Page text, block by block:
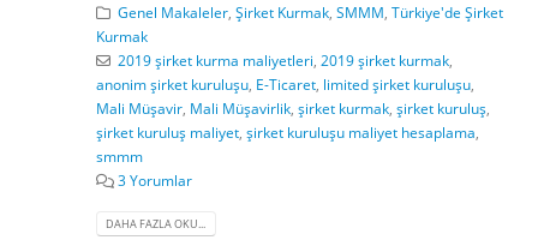
Genel Makaleler, Şirket Kurmak, SMMM Türkiye'de Şirket
Kurmak
2019 şirket kurma maliyetleri 2019 şirket kurmak,
anonim şirket kuruluşu E-Ticaret limited şirket kuruluşu
Mali Müşavir Mali Müşavirlik şirket kurmak şirket kuruluş
şirket kuruluş maliyet şirket kuruluşu maliyet hesaplama
smmm
3 Yorumlar
DAHA FAZLA OKU...